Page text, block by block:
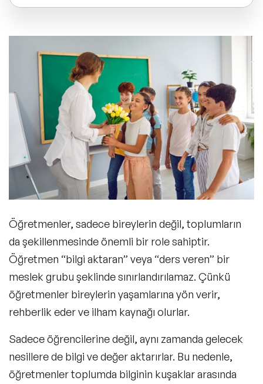
Trend Konular
🔥 Global Konuşmacılar
🔥 Motivasyon Konuşmacıları
🔥 Liderlik Konuşmacıları
🔥 Ekonomi Konuşmacıları
🔥 Yapay Zeka Konuşmacıları
Öğretmenler Gününün Anlam ve Önemi
Sıkça Sorulan Sorular
Öğretmenler, sadece bireylerin değil, toplumların
da şekillenmesinde önemli bir role sahiptir.
Öğretmen “bilgi aktaran” veya “ders veren” bir
meslek grubu şeklinde sınırlandırılamaz. Çünkü
öğretmenler bireylerin yaşamlarına yön verir,
rehberlik eder ve ilham kaynağı olurlar.
Sadece öğrencilerine değil, aynı zamanda gelecek
nesillere de bilgi ve değer aktarırlar. Bu nedenle,
öğretmenler toplumda bilginin kuşaklar arasında